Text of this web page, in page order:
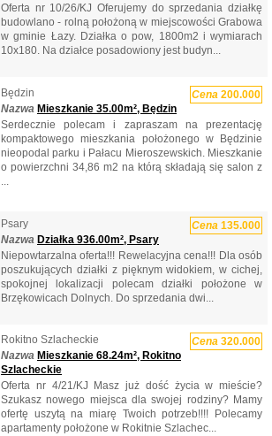
Oferta nr 10/26/KJ Oferujemy do sprzedania działkę
budowlano - rolną położoną w miejscowości Grabowa
w gminie Łazy. Działka o pow, 1800m2 i wymiarach
10x180. Na działce posadowiony jest budyn...
Będzin Cena 200.000
Nazwa Mieszkanie 35.00m², Będzin
Serdecznie polecam i zapraszam na prezentację
kompaktowego mieszkania położonego w Będzinie
nieopodal parku i Pałacu Mieroszewskich. Mieszkanie
o powierzchni 34,86 m2 na którą składają się salon z
...
Psary Cena 135.000
Nazwa Działka 936.00m², Psary
Niepowtarzalna oferta!!! Rewelacyjna cena!!! Dla osób
poszukujących działki z pięknym widokiem, w cichej,
spokojnej lokalizacji polecam działki położone w
Brzękowicach Dolnych. Do sprzedania dwi...
Rokitno Szlacheckie Cena 320.000
Nazwa Mieszkanie 68.24m², Rokitno
Szlacheckie
Oferta nr 4/21/KJ Masz już dość życia w mieście?
Szukasz nowego miejsca dla swojej rodziny? Mamy
ofertę uszytą na miarę Twoich potrzeb!!!! Polecamy
apartamenty położone w Rokitnie Szlachec...